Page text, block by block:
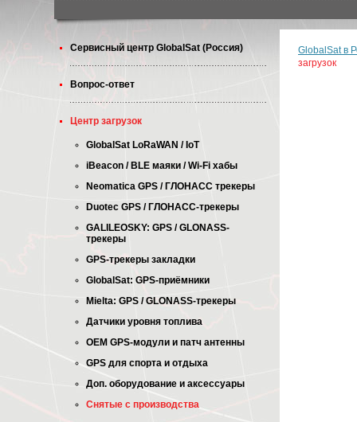
Cервисный центр GlobalSat (Россия)
Вопрос-ответ
Центр загрузок
GlobalSat LoRaWAN / IoT
iBeacon / BLE маяки / Wi-Fi хабы
Neomatica GPS / ГЛОНАСС трекеры
Duotec GPS / ГЛОНАСС-трекеры
GALILEOSKY: GPS / GLONASS-
трекеры
GPS-трекеры закладки
GlobalSat: GPS-приёмники
Mielta: GPS / GLONASS-трекеры
Датчики уровня топлива
OEM GPS-модули и патч антенны
GPS для спорта и отдыха
Доп. оборудование и аксессуары
Снятые с производства
GlobalSat в
загрузок